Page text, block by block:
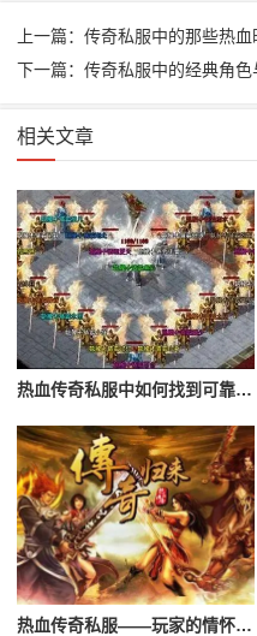
上一篇：传奇私服中的那些热
下一篇：传奇私服中的经典角色
相关文章
热血传奇私服中如何找到可靠的团队？
热血传奇私服——玩家的情怀与激情